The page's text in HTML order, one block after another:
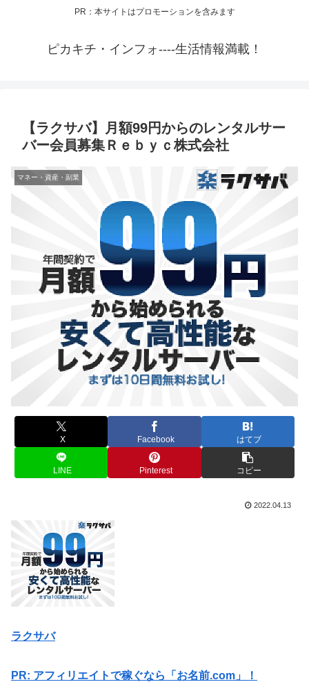
PR：本サイトはプロモーションを含みます
ピカキチ・インフォ----生活情報満載！
【ラクサバ】月額99円からのレンタルサー
バー会員募集Ｒｅｂｙｃ株式会社
マネー・資産・副業
X Facebook はてブ
LINE Pinterest コピー
2022.04.13
ラクサバ
PR: アフィリエイトで稼ぐなら「お名前.com」！